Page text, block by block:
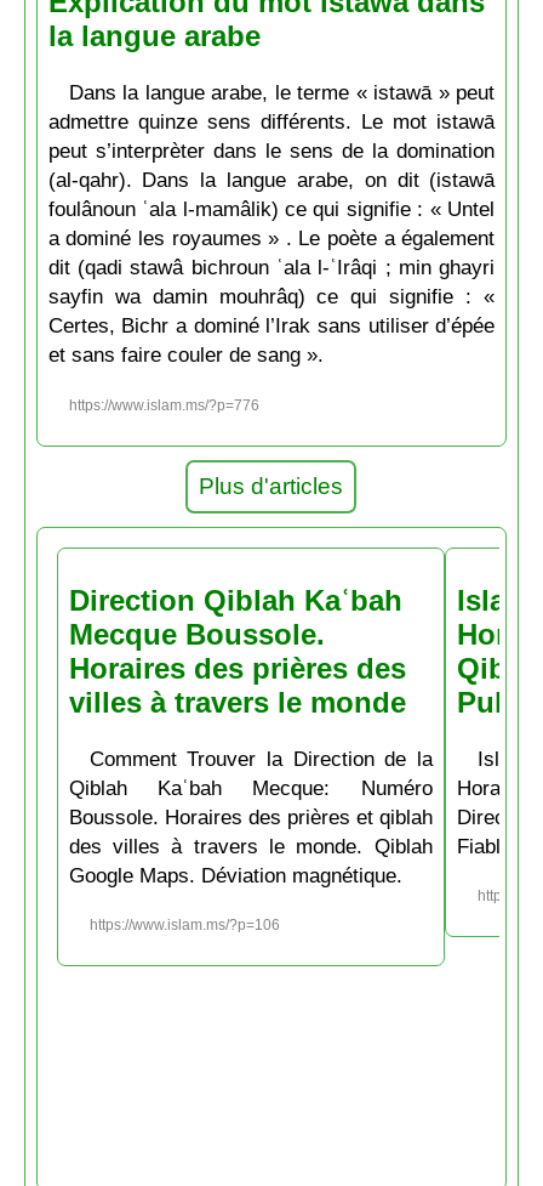
la langue arabe
Dans la langue arabe, le terme « istawā » peut
admettre quinze sens différents. Le mot istawā
peut s’interprèter dans le sens de la domination
(al-qahr). Dans la langue arabe, on dit (istawā
foulânoun ʿala l-mamâlik) ce qui signifie : « Untel
a dominé les royaumes » . Le poète a également
dit (qadi stawâ bichroun ʿala l-ʿIrâqi ; min ghayri
sayfin wa damin mouhrâq) ce qui signifie : «
Certes, Bichr a dominé l’Irak sans utiliser d’épée
et sans faire couler de sang ».
https://www.islam.ms/?p=776
Plus d'articles
Direction Qiblah Kaʿbah
Mecque Boussole.
Horaires des prières des
villes à travers le monde
Comment Trouver la Direction de la
Qiblah Kaʿbah Mecque: Numéro
Boussole. Horaires des prières et qiblah
des villes à travers le monde. Qiblah
Google Maps. Déviation magnétique.
https://www.islam.ms/?p=106
Pubs
Fiable et
https://